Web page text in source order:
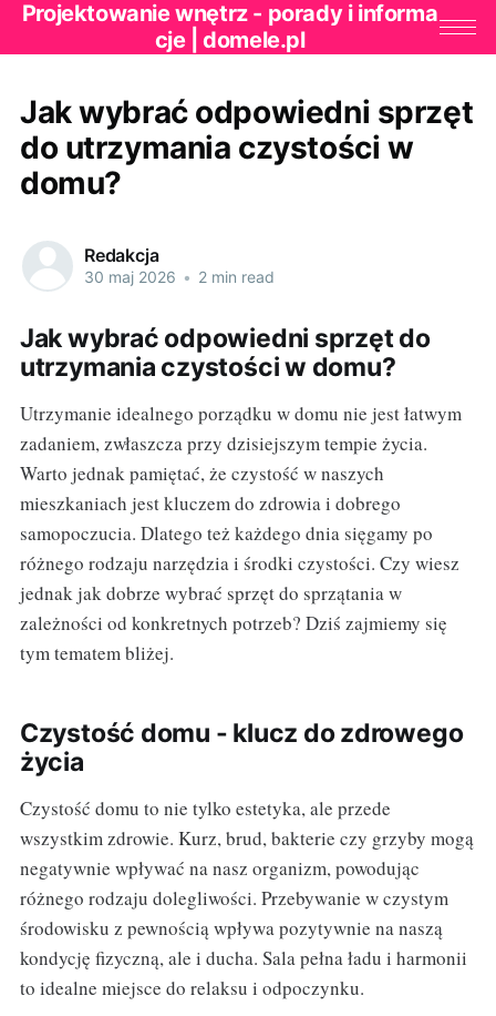
Projektowanie wnętrz - porady i informa
cje | domele.pl
Jak wybrać odpowiedni sprzęt
do utrzymania czystości w
domu?
Redakcja
30 maj 2026 • 2 min read
Jak wybrać odpowiedni sprzęt do
utrzymania czystości w domu?
Utrzymanie idealnego porządku w domu nie jest łatwym
zadaniem, zwłaszcza przy dzisiejszym tempie życia.
Warto jednak pamiętać, że czystość w naszych
mieszkaniach jest kluczem do zdrowia i dobrego
samopoczucia. Dlatego też każdego dnia sięgamy po
różnego rodzaju narzędzia i środki czystości. Czy wiesz
jednak jak dobrze wybrać sprzęt do sprzątania w
zależności od konkretnych potrzeb? Dziś zajmiemy się
tym tematem bliżej.
Czystość domu - klucz do zdrowego
życia
Czystość domu to nie tylko estetyka, ale przede
wszystkim zdrowie. Kurz, brud, bakterie czy grzyby mogą
negatywnie wpływać na nasz organizm, powodując
różnego rodzaju dolegliwości. Przebywanie w czystym
środowisku z pewnością wpływa pozytywnie na naszą
kondycję fizyczną, ale i ducha. Sala pełna ładu i harmonii
to idealne miejsce do relaksu i odpoczynku.